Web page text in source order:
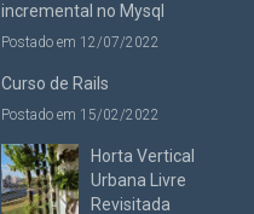
incremental no Mysql
Postado em 12/07/2022
Curso de Rails
Postado em 15/02/2022
Horta Vertical
Urbana Livre
Revisitada